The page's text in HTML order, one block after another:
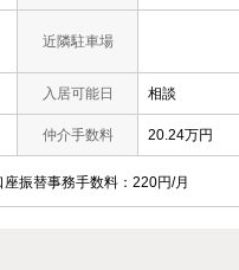
近隣駐車場
入居可能日 相談
仲介手数料 20.24万円
振替事務手数料：220円/月